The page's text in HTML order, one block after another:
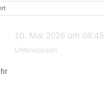
für
Gau-
Raiten10. Mai 2026 um 08:45
Unterwössen